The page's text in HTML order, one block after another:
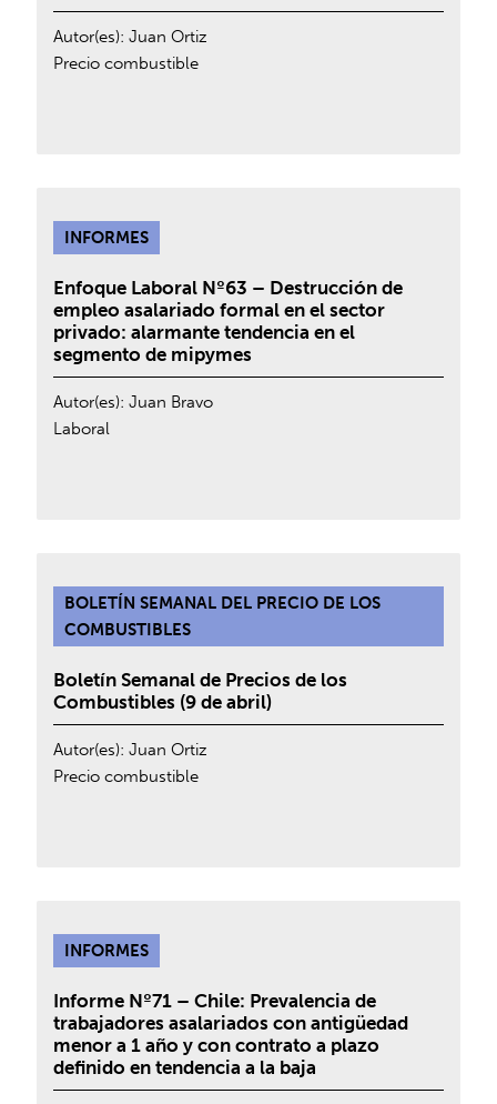
Autor(es):Juan Ortiz
Precio combustible
INFORMES
Enfoque Laboral Nº63 – Destrucción de
empleo asalariado formal en el sector
privado: alarmante tendencia en el
segmento de mipymes
Autor(es):Juan Bravo
Laboral
BOLETÍN SEMANAL DEL PRECIO DE LOS
COMBUSTIBLES
Boletín Semanal de Precios de los
Combustibles (9 de abril)
Autor(es):Juan Ortiz
Precio combustible
INFORMES
Informe Nº71 – Chile: Prevalencia de
trabajadores asalariados con antigüedad
menor a 1 año y con contrato a plazo
definido en tendencia a la baja